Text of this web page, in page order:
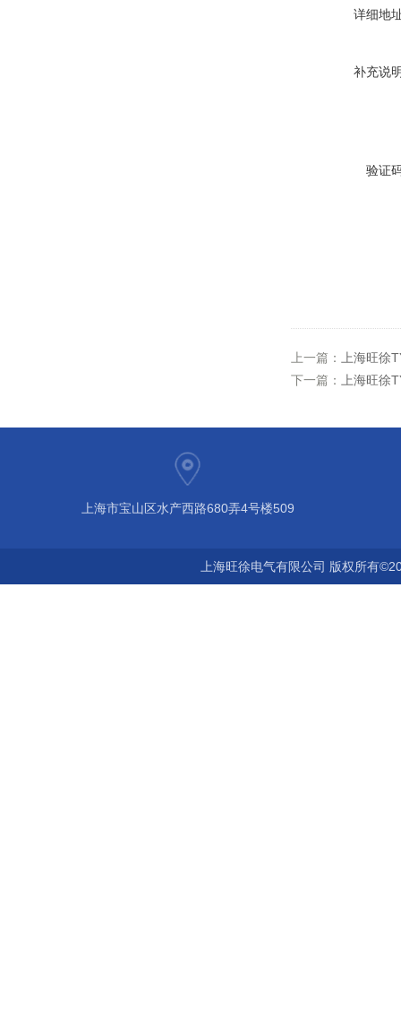
详细地
补充说
验证
上一篇：
上海旺徐
下一篇：
上海旺徐
上海市宝山区水产西路680弄4号楼509
上海旺徐电气有限公司 版权所有